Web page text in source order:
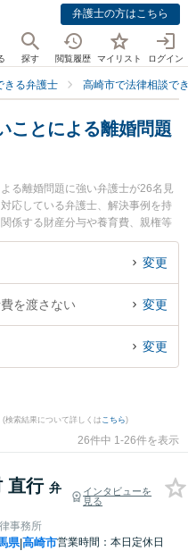
弁護士の方はこちら
探す 閲覧履歴 マイリスト ログイン
きる弁護士 高崎市で法律相談で
ことによる離婚問題
る離婚問題に強い弁護士が26名見
応している弁護士、解決事例を持
係する財産分与や養育費、親権等
す。特に西村法律事務所の西村 直
護士、弁護士法人佐々木法律事務
い』『生活費を渡さないことによ
の弁護士を検索したい』『初回相
題を法律相談できる高崎市内の弁
変更
を渡さない 変更
変更
(検索結果について詳しくは こちら)
26件中 1-26件を表示
直行 弁
インタビューを
見る
事務所
県|高崎市営業時間：本日定休日